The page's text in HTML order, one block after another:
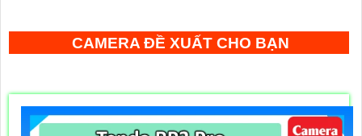
CAMERA ĐỀ XUẤT CHO BẠN